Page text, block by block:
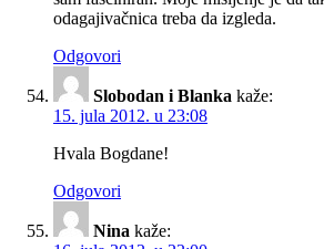
odagajivačnica treba da izgleda.
Odgovori
Slobodan i Blanka kaže:
15. jula 2012. u 23:08
Hvala Bogdane!
Odgovori
Nina kaže: